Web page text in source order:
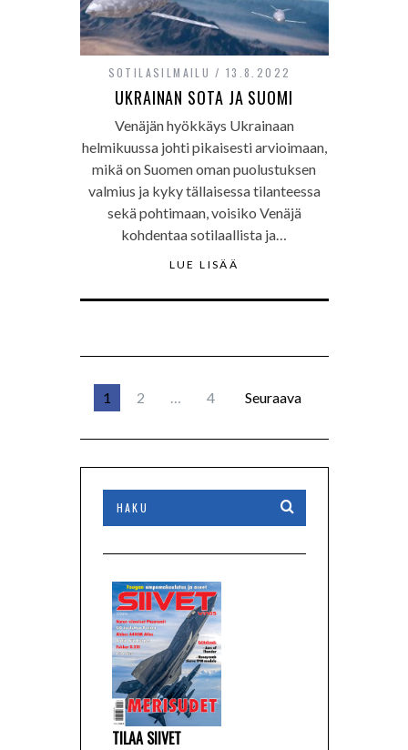
SOTILASILMAILU 13.8.2022
UKRAINAN SOTA JA SUOMI
Venäjän hyökkäys Ukrainaan
helmikuussa johti pikaisesti arvioimaan,
mikä on Suomen oman puolustuksen
valmius ja kyky tällaisessa tilanteessa
sekä pohtimaan, voisiko Venäjä
kohdentaa sotilaallista ja…
LUE LISÄÄ
1 2 … 4 Seuraava
TILAA SIIVET